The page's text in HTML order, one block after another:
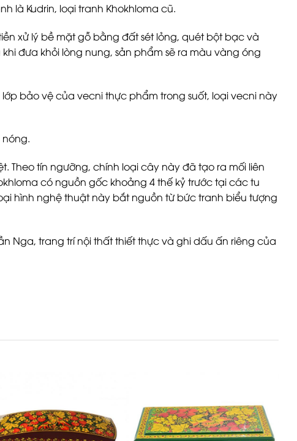
là Kudrin, loại tranh Khokhloma cũ.
xử lý bề mặt gỗ bằng đất sét lỏng, quét bột bạc và
đưa khỏi lòng nung, sản phẩm sẽ ra màu vàng óng
bảo vệ của vecni thực phẩm trong suốt, loại vecni này
tín ngưỡng, chính loại cây này đã tạo ra mối liên
có nguồn gốc khoảng 4 thế kỷ trước tại các tu
hình nghệ thuật này bắt nguồn từ bức tranh biểu tượng
Nga, trang trí nội thất thiết thực và ghi dấu ấn riêng của